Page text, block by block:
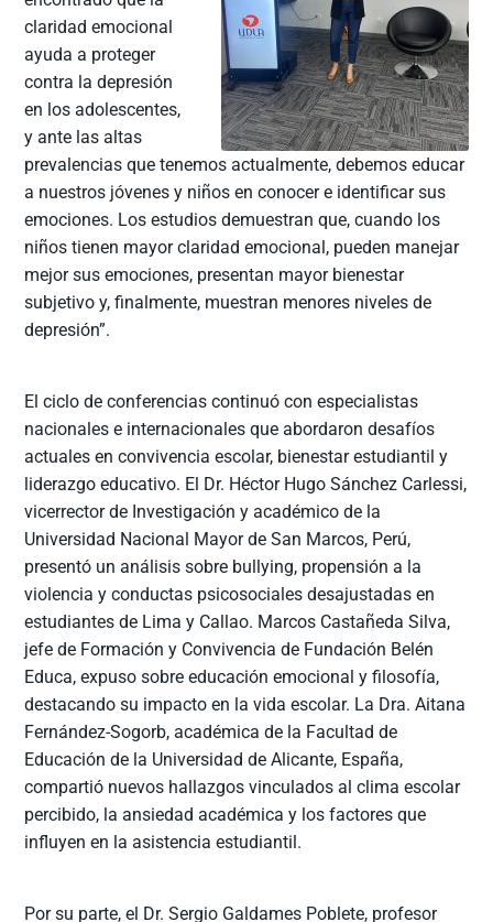
claridad emocional
ayuda a proteger
contra la depresión
en los adolescentes,
y ante las altas
prevalencias que tenemos actualmente, debemos educar
a nuestros jóvenes y niños en conocer e identificar sus
emociones. Los estudios demuestran que, cuando los
niños tienen mayor claridad emocional, pueden manejar
mejor sus emociones, presentan mayor bienestar
subjetivo y, finalmente, muestran menores niveles de
depresión”.
El ciclo de conferencias continuó con especialistas
nacionales e internacionales que abordaron desafíos
actuales en convivencia escolar, bienestar estudiantil y
liderazgo educativo. El Dr. Héctor Hugo Sánchez Carlessi,
vicerrector de Investigación y académico de la
Universidad Nacional Mayor de San Marcos, Perú,
presentó un análisis sobre bullying, propensión a la
violencia y conductas psicosociales desajustadas en
estudiantes de Lima y Callao. Marcos Castañeda Silva,
jefe de Formación y Convivencia de Fundación Belén
Educa, expuso sobre educación emocional y filosofía,
destacando su impacto en la vida escolar. La Dra. Aitana
Fernández-Sogorb, académica de la Facultad de
Educación de la Universidad de Alicante, España,
compartió nuevos hallazgos vinculados al clima escolar
percibido, la ansiedad académica y los factores que
influyen en la asistencia estudiantil.
Por su parte, el Dr. Sergio Galdames Poblete, profesor